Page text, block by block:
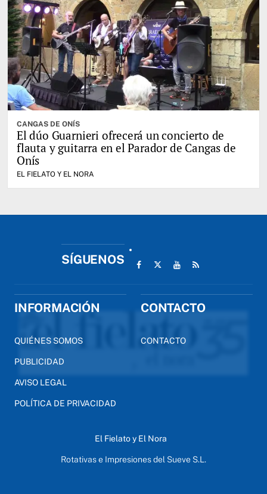
CANGAS DE ONÍS
El dúo Guarnieri ofrecerá un concierto de
flauta y guitarra en el Parador de Cangas de
Onís
EL FIELATO Y EL NORA
SÍGUENOS
INFORMACIÓN
QUIÉNES SOMOS
PUBLICIDAD
AVISO LEGAL
POLÍTICA DE PRIVACIDAD
CONTACTO
CONTACTO
El Fielato y El Nora
Rotativas e Impresiones del Sueve S.L.